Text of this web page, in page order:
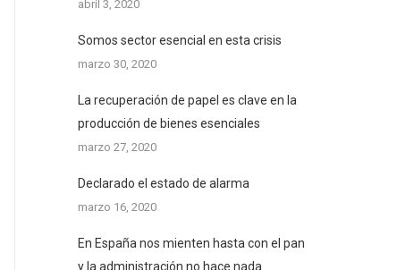
abril 3, 2020
Somos sector esencial en esta crisis
marzo 30, 2020
La recuperación de papel es clave en la
producción de bienes esenciales
marzo 27, 2020
Declarado el estado de alarma
marzo 16, 2020
En España nos mienten hasta con el pan
y la administración no hace nada